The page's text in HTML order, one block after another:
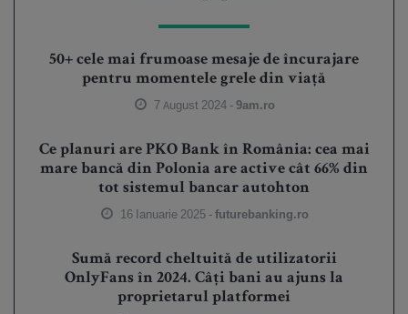
50+ cele mai frumoase mesaje de încurajare
pentru momentele grele din viață
7 August 2024 -9am.ro
Ce planuri are PKO Bank în România: cea mai
mare bancă din Polonia are active cât 66% din
tot sistemul bancar autohton
16 Ianuarie 2025 -futurebanking.ro
Sumă record cheltuită de utilizatorii
OnlyFans în 2024. Câți bani au ajuns la
proprietarul platformei